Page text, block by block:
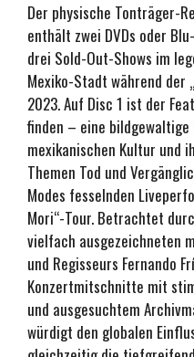
Der physische Tonträger-
enthält zwei DVDs oder
drei Sold-Out-Shows im
Mexiko-Stadt während der
2023. Auf Disc 1 ist der
finden – eine bildgewaltige
mexikanischen Kultur und
Themen Tod und
Modes fesselnden
Mori“-Tour. Betrachtet
vielfach ausgezeichneten
und Regisseurs Fernando
Konzertmitschnitte mit
und ausgesuchtem
würdigt den globalen